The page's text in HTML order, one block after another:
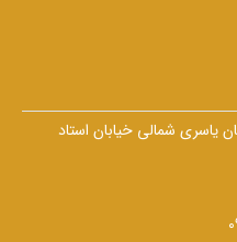
یاسری شمالی خیابان استاد